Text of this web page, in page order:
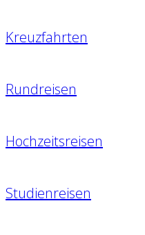
Kreuzfahrten
Rundreisen
Hochzeitsreisen
Studienreisen